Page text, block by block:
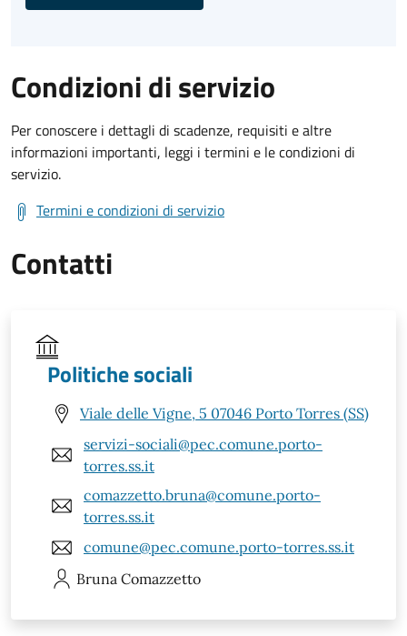
Condizioni di servizio
Per conoscere i dettagli di scadenze, requisiti e altre
informazioni importanti, leggi i termini e le condizioni di
servizio.
Termini e condizioni di servizio
Contatti
Politiche sociali
Viale delle Vigne, 5 07046 Porto Torres (SS)
servizi-sociali@pec.comune.porto-
torres.ss.it
comazzetto.bruna@comune.porto-
torres.ss.it
comune@pec.comune.porto-torres.ss.it
Bruna Comazzetto